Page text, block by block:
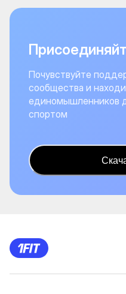
Почувствуйте
сообщества и
единомышленников
спортом